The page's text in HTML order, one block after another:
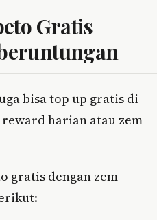
Gratis
bisa top up gratis di
harian atau zem
gratis dengan zem